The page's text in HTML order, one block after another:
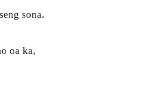
sona.
oa ka,